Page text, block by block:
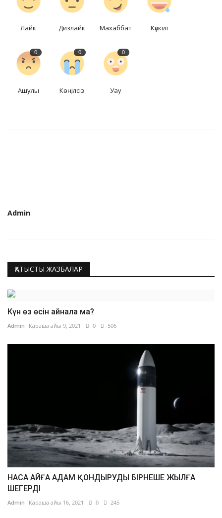
Лайк Дизлайк Махаббат Күлкілі
0
Ашулы
0
Көңілсіз
0
Уау
Admin
ҚАТЫСТЫ ЖАЗБАЛАР
Күн өз өсін айнала ма?
Admin Қараша айы 9, 2021 0 506
НАСА АЙҒА АДАМ ҚОНДЫРУДЫ БІРНЕШЕ ЖЫЛҒА
ШЕГЕРДІ
Admin Қараша айы 16, 2021 0 245